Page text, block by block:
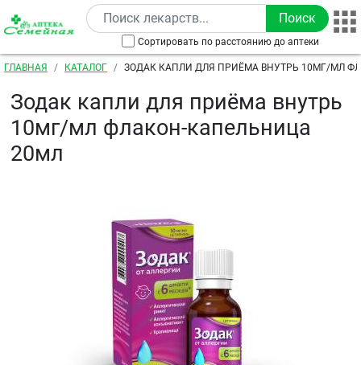
Перейти к основному содержанию
Сортировать по расстоянию до аптеки
Строка навигации
ГЛАВНАЯ КАТАЛОГ
ЗОДАК КАПЛИ ДЛЯ ПРИЁМА ВНУТРЬ 10МГ/МЛ
Зодак капли для приёма внутрь
10мг/мл флакон-капельница
20мл